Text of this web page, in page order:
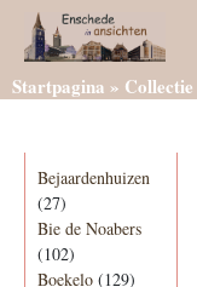
Startpagina » Collectie
Bejaardenhuizen
(27)
Bie de Noabers
(102)
Boekelo (129)